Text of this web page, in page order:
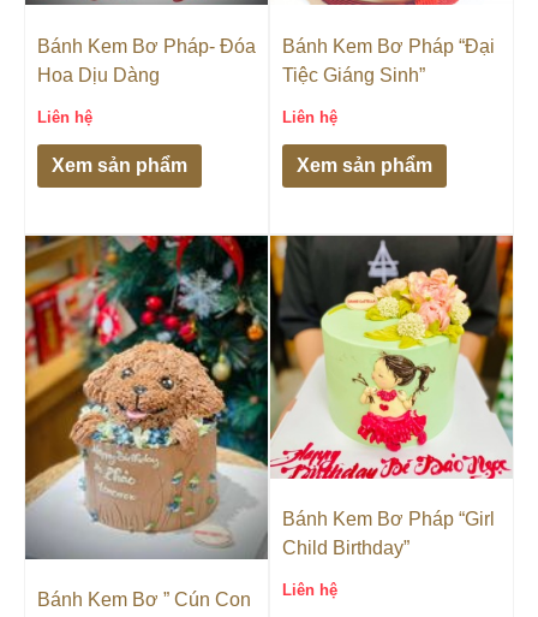
Bánh Kem Bơ Pháp- Đóa
Hoa Dịu Dàng
Liên hệ
Xem sản phẩm
Bánh Kem Bơ Pháp “Đại
Tiệc Giáng Sinh”
Liên hệ
Xem sản phẩm
Bánh Kem Bơ ” Cún Con
Bánh Kem Bơ Pháp “Girl
Child Birthday”
Liên hệ